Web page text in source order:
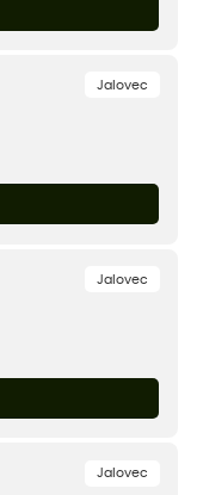
Jalovec
Jalovec
Jalovec